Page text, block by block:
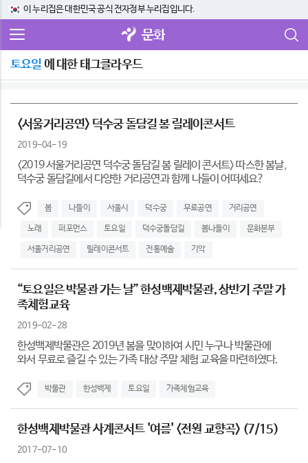
이 누리집은 대한민국 공식 전자정부 누리집입니다.
문화
토요일 에 대한 태그클라우드
<서울거리공연> 덕수궁 돌담길 봄 릴레이콘서트
2019-04-19
<2019 서울거리공연 덕수궁 돌담길 봄 릴레이 콘서트> 따스한 봄날,
덕수궁 돌담길에서 다양한 거리공연과 함께 나들이 어떠세요?
봄 나들이 서울시 덕수궁 무료공연 거리공연
노래 퍼포먼스 토요일 덕수궁돌담길 봄나들이 문화본부
서울거리공연 릴레이콘서트 전통예술 기악
“토요일은 박물관 가는 날” 한성백제박물관, 상반기 주말 가
족체험교육
2019-02-28
한성백제박물관은 2019년 봄을 맞이하여 시민 누구나 박물관에
와서 무료로 즐길 수 있는 가족 대상 주말 체험 교육을 마련하였다.
박물관 한성백제 토요일 가족체험교육
한성백제박물관 사계콘서트 '여름' <전원 교향곡> (7/15)
2017-07-10